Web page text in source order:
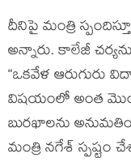
దీనిపై మంత్రి
అన్నారు. కాలేజీ చర్యను
“ఒకవేళ ఆరుగురు
విషయంలో అంత
బురఖాలను
మంత్రి నగేశ్ స్పష్టం